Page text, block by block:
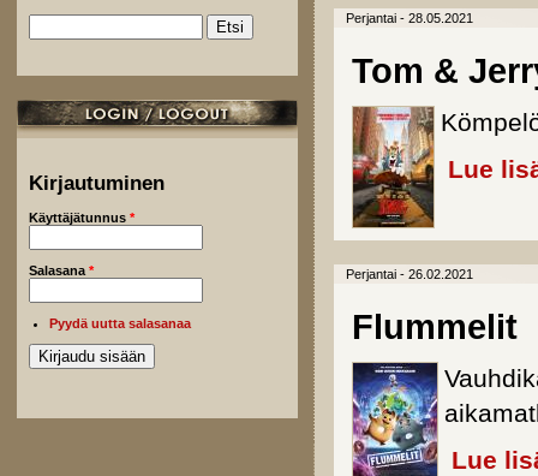
Hakulomake
Kirjautuminen
Käyttäjätunnus *
Salasana *
Pyydä uutta salasanaa
Perjantai - 28.05.2021
Tom &
Lue
Perjantai - 26.02.2021
Flummelit
Lue